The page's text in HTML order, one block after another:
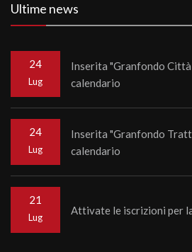
Ultime news
24
Lug
Inserita "Granfondo
calendario
24
Lug
Inserita "Granfondo
calendario
21
Lug
Attivate le iscrizioni per